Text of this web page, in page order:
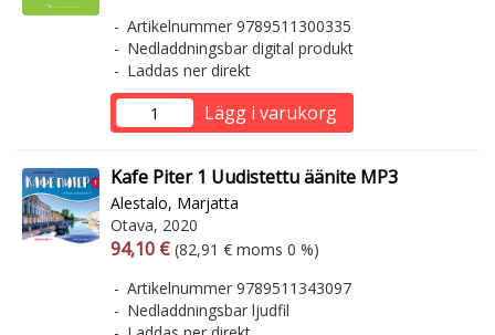
Artikelnummer 9789511300335
Nedladdningsbar digital produkt
Laddas ner direkt
Lägg i varukorg
Kafe Piter 1 Uudistettu äänite MP3
Alestalo, Marjatta
Otava, 2020
Arvonlisäverollinen hinta
94,10 € Arvonlisäveroton hinta
(82,91 € moms 0 %)
Artikelnummer 9789511343097
Nedladdningsbar ljudfil